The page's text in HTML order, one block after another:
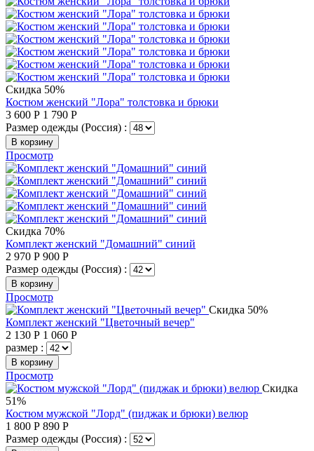
Скидка 50%
Костюм женский "Лора" толстовка и брюки
3 600 Р 1 790 Р
Размер одежды (Россия) :
В корзину
Просмотр
Скидка 70%
Комплект женский "Домашний" синий
2 970 Р 900 Р
Размер одежды (Россия) :
В корзину
Просмотр
Скидка 50%
Комплект женский "Цветочный вечер"
2 130 Р 1 060 Р
размер :
В корзину
Просмотр
Скидка
51%
Костюм мужской "Лорд" (пиджак и брюки) велюр
1 800 Р 890 Р
Размер одежды (Россия) :